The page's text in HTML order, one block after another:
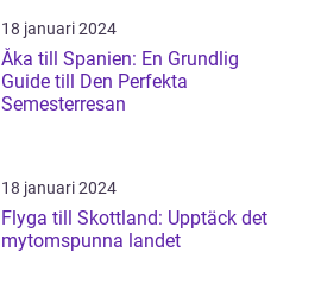
18 januari 2024
Åka till Spanien: En Grundlig
Guide till Den Perfekta
Semesterresan
18 januari 2024
Flyga till Skottland: Upptäck det
mytomspunna landet